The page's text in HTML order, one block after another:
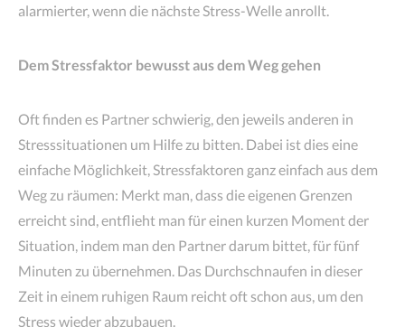
alarmierter, wenn die nächste Stress-Welle anrollt.
Dem Stressfaktor bewusst aus dem Weg gehen
Oft finden es Partner schwierig, den jeweils anderen in
Stresssituationen um Hilfe zu bitten. Dabei ist dies eine
einfache Möglichkeit, Stressfaktoren ganz einfach aus dem
Weg zu räumen: Merkt man, dass die eigenen Grenzen
erreicht sind, entflieht man für einen kurzen Moment der
Situation, indem man den Partner darum bittet, für fünf
Minuten zu übernehmen. Das Durchschnaufen in dieser
Zeit in einem ruhigen Raum reicht oft schon aus, um den
Stress wieder abzubauen.